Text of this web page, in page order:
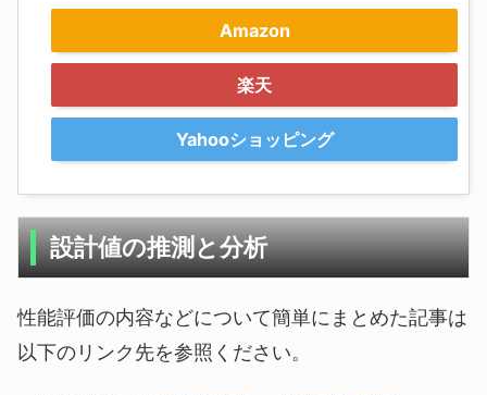
Amazon
楽天
Yahooショッピング
設計値の推測と分析
性能評価の内容などについて簡単にまとめた記事は
以下のリンク先を参照ください。